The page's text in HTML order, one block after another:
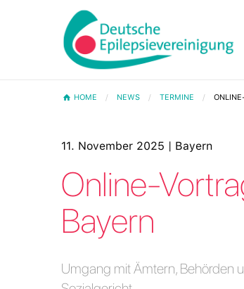
HOME NEWS TERMINE
11. November 2025 | Bayern
Online-
Bayern
Umgang mit Ämtern, Behörden